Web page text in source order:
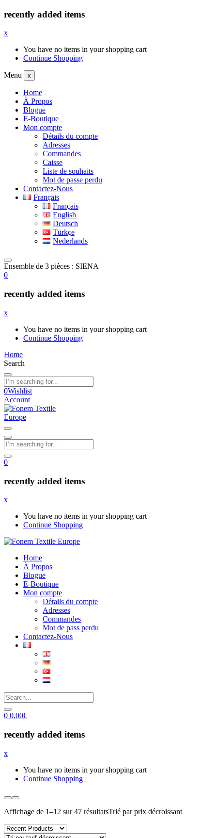
recently added items
x
You have no items in your shopping cart
Continue Shopping
Menu x
Home
À Propos
Blogue
E-Boutique
Mon compte
Détails du compte
Adresses
Commandes
Caisse
Liste de souhaits
Mot de passe perdu
Contactez-Nous
Français
Français
English
Deutsch
Türkçe
Nederlands
Ensemble de 3 pièces : SIENA
0
recently added items
x
You have no items in your shopping cart
Continue Shopping
Home
Search
0Wishlist
Account
0
recently added items
x
You have no items in your shopping cart
Continue Shopping
Home
À Propos
Blogue
E-Boutique
Mon compte
Détails du compte
Adresses
Commandes
Mot de pass perdu
Contactez-Nous
0 0,00€
recently added items
x
You have no items in your shopping cart
Continue Shopping
Affichage de 1–12 sur 47 résultatsTrié par prix décroissant